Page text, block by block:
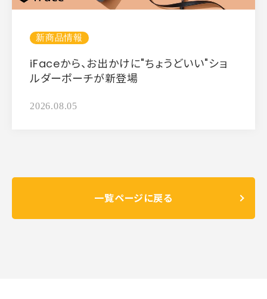
新商品情報
iFaceから、お出かけに"ちょうどいい"ショ
ルダーポーチが新登場
2026.08.05
一覧ページに戻る